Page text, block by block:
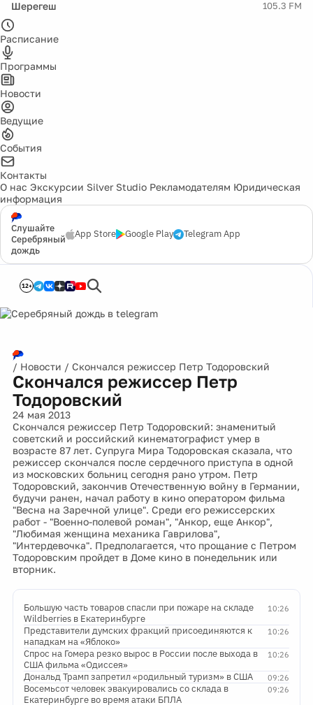
Шерегеш 105.3 FM
Расписание
Программы
Новости
Ведущие
События
Контакты
О нас Экскурсии Silver Studio Рекламодателям Юридическая
информация
Слушайте
Серебряный
дождь
App Store Google Play Telegram App
12+
/ Новости / Скончался режиссер Петр Тодоровский
Скончался режиссер Петр
Тодоровский
24 мая 2013
Скончался режиссер Петр Тодоровский: знаменитый
советский и российский кинематографист умер в
возрасте 87 лет. Супруга Мира Тодоровская сказала, что
режиссер скончался после сердечного приступа в одной
из московских больниц сегодня рано утром. Петр
Тодоровский, закончив Отечественную войну в Германии,
будучи ранен, начал работу в кино оператором фильма
"Весна на Заречной улице". Среди его режиссерских
работ - "Военно-полевой роман", "Анкор, еще Анкор",
"Любимая женщина механика Гаврилова",
"Интердевочка". Предполагается, что прощание с Петром
Тодоровским пройдет в Доме кино в понедельник или
вторник.
10:26
Большую часть товаров спасли при пожаре на складе
Wildberries в Екатеринбурге
10:26
Представители думских фракций присоединяются к
нападкам на «Яблоко»
10:26
Спрос на Гомера резко вырос в России после выхода в
США фильма «Одиссея»
09:26
Дональд Трамп запретил «родильный туризм» в США
09:26
Восемьсот человек эвакуировались со склада в
Екатеринбурге во время атаки БПЛА